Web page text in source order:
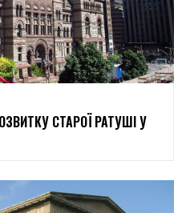
СТАРОЇ РАТУШІ У